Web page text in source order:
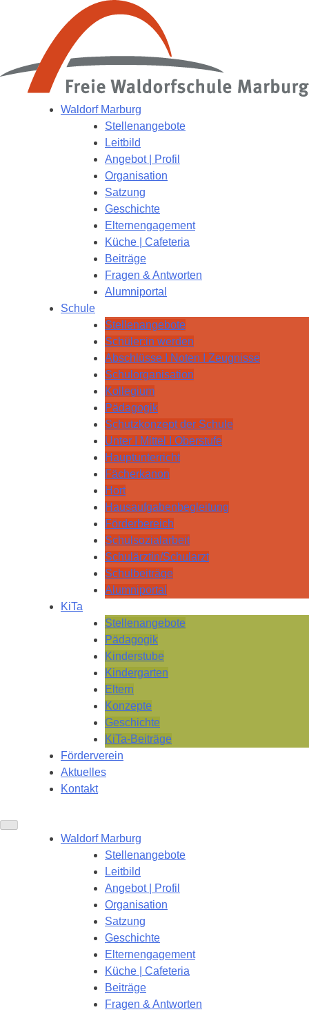
Waldorf Marburg
Stellenangebote
Leitbild
Angebot | Profil
Organisation
Satzung
Geschichte
Elternengagement
Küche | Cafeteria
Beiträge
Fragen & Antworten
Alumniportal
Schule
Stellenangebote
Schüler:in werden
Abschlüsse I Noten I Zeugnisse
Schulorganisation
Kollegium
Pädagogik
Schutzkonzept der Schule
Unter I Mittel I Oberstufe
Hauptunterricht
Fächerkanon
Hort
Hausaufgabenbegleitung
Förderbereich
Schulsozialarbeit
Schulärztin/Schularzt
Schulbeiträge
Alumniportal
KiTa
Stellenangebote
Pädagogik
Kinderstube
Kindergarten
Eltern
Konzepte
Geschichte
KiTa-Beiträge
Förderverein
Aktuelles
Kontakt
Waldorf Marburg
Stellenangebote
Leitbild
Angebot | Profil
Organisation
Satzung
Geschichte
Elternengagement
Küche | Cafeteria
Beiträge
Fragen & Antworten